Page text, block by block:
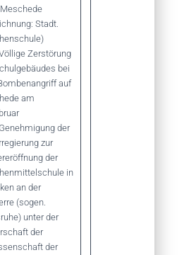
Stadt.
Zerstörung
bei
auf
am
Genehmigung der
zur
der
in
an der
(sogen.
unter der
der
der